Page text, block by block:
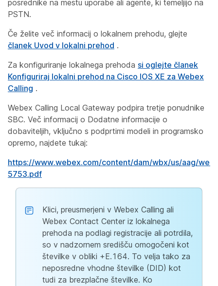
posrednike na mestu uporabe ali agente, ki temeljijo na
PSTN.
Če želite več informacij o lokalnem prehodu, glejte
članek Uvod v lokalni prehod .
Za konfiguriranje lokalnega prehoda si oglejte članek
Konfiguriraj lokalni prehod na Cisco IOS XE za Webex
Calling .
Webex Calling Local Gateway podpira tretje ponudnike
SBC. Več informacij o Dodatne informacije o
dobaviteljih, vključno s podprtimi modeli in programsko
opremo, najdete tukaj:
https://www.webex.com/content/dam/wbx/us/aag/
5753.pdf
Klici, preusmerjeni v Webex Calling ali
Webex Contact Center iz lokalnega
prehoda na podlagi registracije ali potrdila,
so v nadzornem središču omogočeni kot
številke v obliki +E.164. To velja tako za
neposredne vhodne številke (DID) kot
tudi za brezplačne številke. Ko